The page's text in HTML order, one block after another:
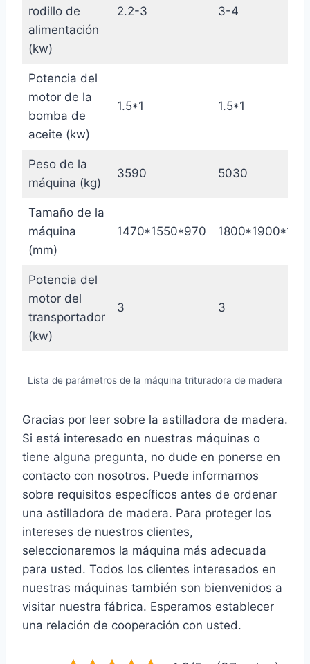
rodillo de
alimentación
(kw)
2.2-3 3-4
Potencia del
motor de la
bomba de
aceite (kw)
1.5*1 1.5*1
Peso de la
máquina (kg)
3590 5030
Tamaño de la
máquina
(mm)
1470*1550*970
Potencia del
motor del
transportador
(kw)
3 3
Lista de parámetros de la máquina trituradora de madera
Gracias por leer sobre la astilladora de madera.
Si está interesado en nuestras máquinas o
tiene alguna pregunta, no dude en ponerse en
contacto con nosotros. Puede informarnos
sobre requisitos específicos antes de ordenar
una astilladora de madera. Para proteger los
intereses de nuestros clientes,
seleccionaremos la máquina más adecuada
para usted. Todos los clientes interesados en
nuestras máquinas también son bienvenidos a
visitar nuestra fábrica. Esperamos establecer
una relación de cooperación con usted.